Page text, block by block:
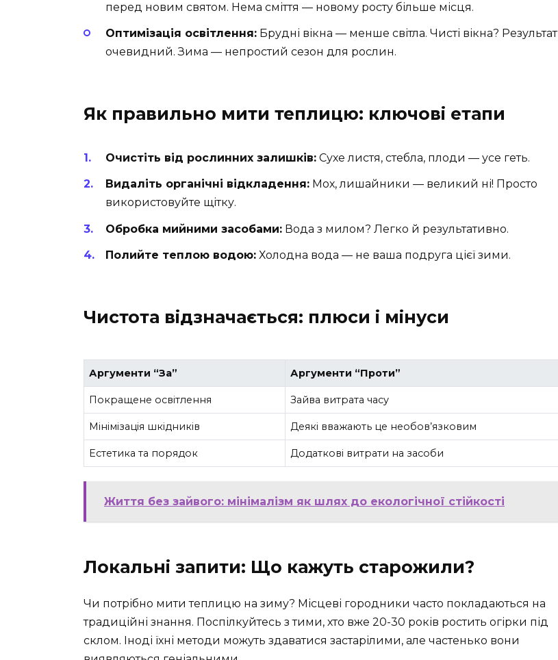
перед новим святом. Нема сміття — новому росту більше місця.
Оптимізація освітлення: Брудні вікна — менше світла. Чисті вікна? Результат
очевидний. Зима — непростий сезон для рослин.
Як правильно мити теплицю: ключові етапи
Очистіть від рослинних залишків: Сухе листя, стебла, плоди — усе геть.
Видаліть органічні відкладення: Мох, лишайники — великий ні! Просто
використовуйте щітку.
Обробка мийними засобами: Вода з милом? Легко й результативно.
Полийте теплою водою: Холодна вода — не ваша подруга цієї зими.
Чистота відзначається: плюси і мінуси
Аргументи “За” Аргументи “Проти”
Покращене освітлення Зайва витрата часу
Мінімізація шкідників Деякі вважають це необов’язковим
Естетика та порядок Додаткові витрати на засоби
Життя без зайвого: мінімалізм як шлях до екологічної стійкості
Локальні запити: Що кажуть старожили?
Чи потрібно мити теплицю на зиму? Місцеві городники часто покладаються на
традиційні знання. Поспілкуйтесь з тими, хто вже 20-30 років ростить огірки під
склом. Іноді їхні методи можуть здаватися застарілими, але частенько вони